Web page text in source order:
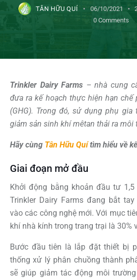
TÂN HỮU QUÍ 06/10/2021
0 Comments
Trinkler Dairy Farms – nhà cung
đưa ra kế hoạch thực hiện hạn chế
(GHG). Trong đó, sử dụng phụ
giảm sản sinh khí mêtan thải ra môi
Hãy cùng Tân Hữu Quítìm hiểu về
Giai đoạn mở đầu
Khởi động bằng khoản đầu tư
Trinkler Dairy Farms đang bắt
vào các công nghệ mới. Với mục
khí nhà kính trong trang trại là 30%
Bước đầu tiên là lắp đặt thiết bị
thống xử lý phân chuồng thành
sẽ giúp giảm tác động môi